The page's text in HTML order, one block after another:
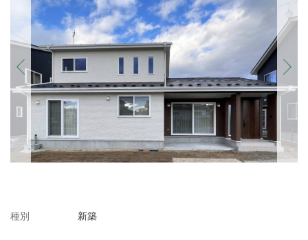
Previous Next
種別 新築